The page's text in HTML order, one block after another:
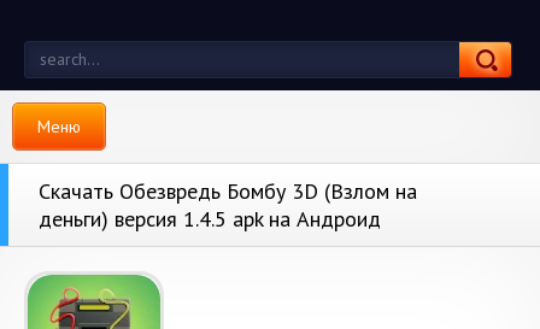
Меню
Скачать Обезвредь Бомбу 3D (Взлом на
деньги) версия 1.4.5 apk на Андроид